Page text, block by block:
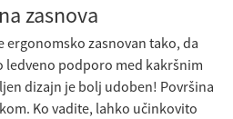
zasnova
ergonomsko zasnovan tako, da
podporo med kakršnim
dizajn je bolj udoben! Površina
Ko vadite, lahko učinkovito